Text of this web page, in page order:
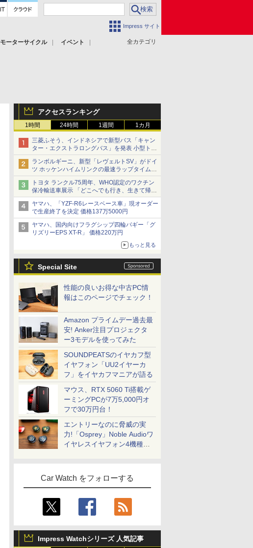
Impress サイト
全カテゴリ
モーターサイクル
イベント
アクセスランキング
1時間 24時間 1週間 1カ月
三菱ふそう、インドネシアで新型バス「キャン
ター・エクストラロングバス」を発表 小型トラ
ックベースの観光・旅客輸送向けバス
ランボルギーニ、新型「レヴェルトSV」がドイ
ツ ホッケンハイムリンクの最速ラップタイムを
記録
トヨタ ランクル75周年、WHO認定のワクチン
保冷輸送車展示 「どこへでも行き、生きて帰っ
てこられる」ランドクルーザーで命をつなぐ
ヤマハ、「YZF-R6レースベース車」現オーダー
で生産終了を決定 価格137万5000円
ヤマハ、国内向けフラグシップ四輪バギー「グ
リズリーEPS XT-R」 価格220万円
もっと見る
Special Site
性能の良いお得な中古PC情
報はこのページでチェック！
Amazon プライムデー過去最
安! Anker注目プロジェクタ
ー3モデルを使ってみた
SOUNDPEATSのイヤカフ型
イヤフォン「UU2イヤーカ
フ」をイヤカフマニアが語る
マウス、RTX 5060 Ti搭載ゲ
ーミングPCが7万5,000円オ
フで30万円台！
エントリーなのに脅威の実
力!「Osprey」Noble Audioワ
イヤレスイヤフォン4機種を
Car Watch をフォローする
Impress Watchシリーズ 人気記事